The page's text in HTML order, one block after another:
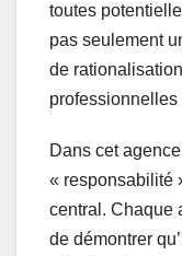
toutes
pas seulement
de
professionnelles
Dans cet
« responsabilité
central. Chaque
de démontrer